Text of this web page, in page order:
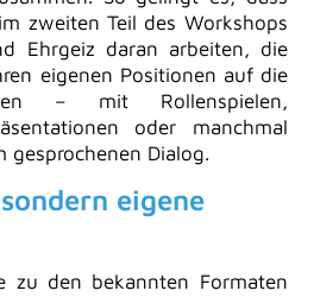
zweiten Teil des Workshops
Ehrgeiz daran arbeiten, die
eigenen Positionen auf die
– mit Rollenspielen,
oder manchmal
gesprochenen Dialog.
eigene
zu den bekannten Formaten